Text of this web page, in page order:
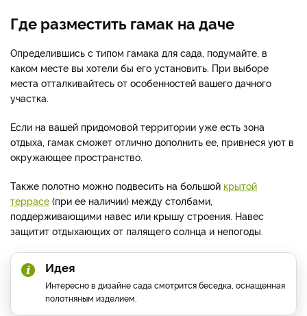
Где разместить гамак на даче
Определившись с типом гамака для сада, подумайте, в
каком месте вы хотели бы его установить. При выборе
места отталкивайтесь от особенностей вашего дачного
участка.
Если на вашей придомовой территории уже есть зона
отдыха, гамак сможет отлично дополнить ее, привнеся уют в
окружающее пространство.
Также полотно можно подвесить на большой крытой
террасе (при ее наличии) между столбами,
поддерживающими навес или крышу строения. Навес
защитит отдыхающих от палящего солнца и непогоды.
Идея
Интересно в дизайне сада смотрится беседка, оснащенная
полотняным изделием.